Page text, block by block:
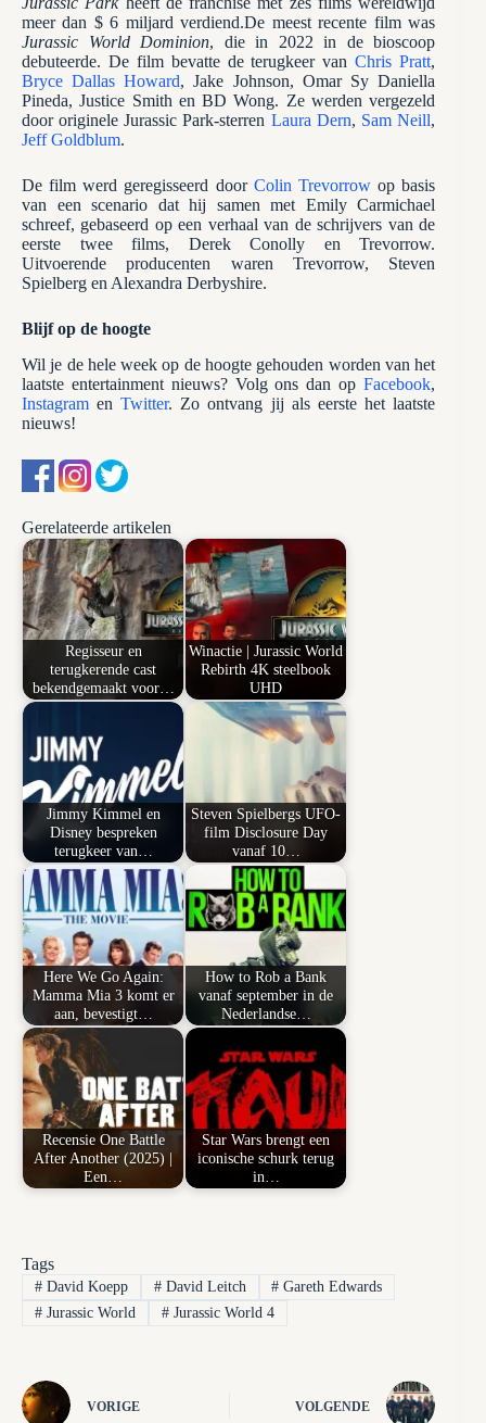
meer dan $ 6 miljard verdiend.De meest recente film was
Jurassic World Dominion, die in 2022 in de bioscoop
debuteerde. De film bevatte de terugkeer vanChris Pratt,
Bryce Dallas Howard, Jake Johnson, Omar Sy Daniella
Pineda, Justice Smith en BD Wong. Ze werden vergezeld
door originele Jurassic Park-sterren Laura Dern, Sam Neill,
Jeff Goldblum.
De film werd geregisseerd door Colin Trevorrowop basis
van een scenario dat hij samen met Emily Carmichael
schreef, gebaseerd op een verhaal van de schrijvers van de
eerste twee films, Derek Conolly en Trevorrow.
Uitvoerende producenten waren Trevorrow, Steven
Spielberg en Alexandra Derbyshire.
Blijf op de hoogte
Wil je de hele week op de hoogte gehouden worden van het
laatste entertainment nieuws? Volg ons dan opFacebook,
InstagramenTwitter. Zo ontvang jij als eerste het laatste
nieuws!
Gerelateerde artikelen
Regisseur en
terugkerende cast
bekendgemaakt voor…
Winactie | Jurassic World
Rebirth 4K steelbook
UHD
Jimmy Kimmel en
Disney bespreken
terugkeer van…
Steven Spielbergs UFO-
film Disclosure Day
vanaf 10…
Here We Go Again:
Mamma Mia 3 komt er
aan, bevestigt…
How to Rob a Bank
vanaf september in de
Nederlandse…
Recensie One Battle
After Another (2025) |
Een…
Star Wars brengt een
iconische schurk terug
in…
Tags
#David Koepp #David Leitch # Gareth Edwards
#Jurassic World #Jurassic World 4
VORIGE VOLGENDE